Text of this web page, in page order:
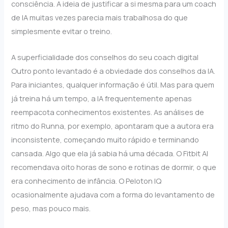
consciência. A ideia de justificar a si mesma para um coach
de IA muitas vezes parecia mais trabalhosa do que
simplesmente evitar o treino.
A superficialidade dos conselhos do seu coach digital
Outro ponto levantado é a obviedade dos conselhos da IA.
Para iniciantes, qualquer informação é útil. Mas para quem
já treina há um tempo, a IA frequentemente apenas
reempacota conhecimentos existentes. As análises de
ritmo do Runna, por exemplo, apontaram que a autora era
inconsistente, começando muito rápido e terminando
cansada. Algo que ela já sabia há uma década. O Fitbit AI
recomendava oito horas de sono e rotinas de dormir, o que
era conhecimento de infância. O Peloton IQ
ocasionalmente ajudava com a forma do levantamento de
peso, mas pouco mais.